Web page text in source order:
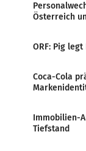
Österreich
ORF: Pig
Coca-Cola
Immobilien-
Tiefstand